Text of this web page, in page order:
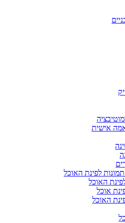
אישית
לפינת האוכל
האוכל
אוכל
האוכל